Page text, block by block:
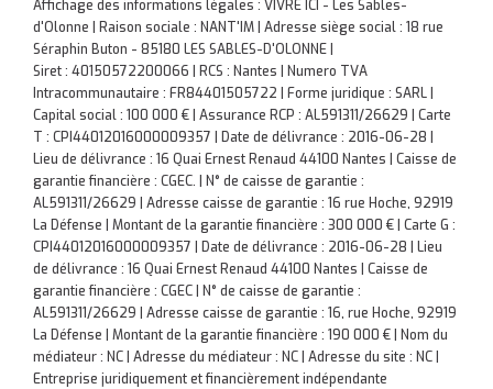
Affichage des informations légales : VIVRE ICI - Les Sables-
d'Olonne | Raison sociale : NANT'IM | Adresse siège social : 18 rue
Séraphin Buton - 85180 LES SABLES-D'OLONNE |
Siret : 40150572200066 | RCS : Nantes | Numero TVA
Intracommunautaire : FR84401505722 | Forme juridique : SARL |
Capital social : 100 000 € | Assurance RCP : AL591311/26629 | Carte
T : CPI44012016000009357 | Date de délivrance : 2016-06-28 |
Lieu de délivrance : 16 Quai Ernest Renaud 44100 Nantes | Caisse de
garantie financière : CGEC. | N° de caisse de garantie :
AL591311/26629 | Adresse caisse de garantie : 16 rue Hoche, 92919
La Défense | Montant de la garantie financière : 300 000 € | Carte G :
CPI44012016000009357 | Date de délivrance : 2016-06-28 | Lieu
de délivrance : 16 Quai Ernest Renaud 44100 Nantes | Caisse de
garantie financière : CGEC | N° de caisse de garantie :
AL591311/26629 | Adresse caisse de garantie : 16, rue Hoche, 92919
La Défense | Montant de la garantie financière : 190 000 € | Nom du
médiateur : NC | Adresse du médiateur : NC | Adresse du site : NC |
Entreprise juridiquement et financièrement indépendante